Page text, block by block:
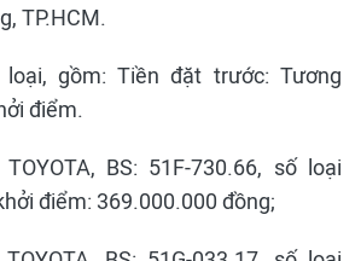
TP.HCM.
gồm: Tiền đặt trước: Tương
điểm.
BS: 51F-730.66, số loại
điểm: 369.000.000 đồng;